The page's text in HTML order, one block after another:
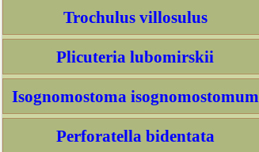
Trochulus villosulus
Plicuteria lubomirskii
Isognomostoma isognomostomum
Perforatella bidentata